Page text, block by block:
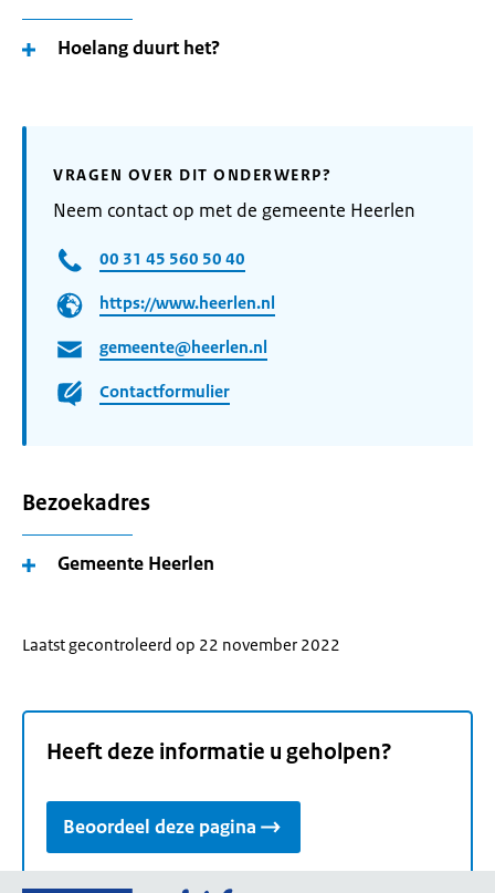
Hoelang duurt het?
VRAGEN OVER DIT ONDERWERP?
Neem contact op met de gemeente Heerlen
00 31 45 560 50 40
https://www.heerlen.nl
gemeente@heerlen.nl
Contactformulier
Bezoekadres
Gemeente Heerlen
Laatst gecontroleerd op 22 november 2022
Heeft deze informatie u geholpen?
Beoordeel deze pagina